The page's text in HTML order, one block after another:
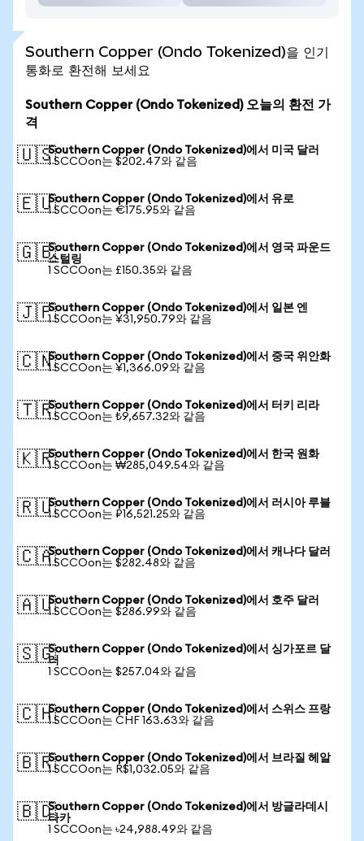
Southern Copper (Ondo Tokenized)을 인기
통화로 환전해 보세요
Southern Copper (Ondo Tokenized) 오늘의 환전 가
격
🇺🇸Southern Copper (Ondo Tokenized)에서 미국 달러
1 SCCOon는 $202.47와 같음
🇪🇺Southern Copper (Ondo Tokenized)에서 유로
1 SCCOon는 €175.95와 같음
🇬🇧Southern Copper (Ondo Tokenized)에서 영국 파운드
스털링
1 SCCOon는 £150.35와 같음
🇯🇵Southern Copper (Ondo Tokenized)에서 일본 엔
1 SCCOon는 ¥31,950.79와 같음
🇨🇳Southern Copper (Ondo Tokenized)에서 중국 위안화
1 SCCOon는 ¥1,366.09와 같음
🇹🇷Southern Copper (Ondo Tokenized)에서 터키 리라
1 SCCOon는 ₺9,657.32와 같음
🇰🇷Southern Copper (Ondo Tokenized)에서 한국 원화
1 SCCOon는 ₩285,049.54와 같음
🇷🇺Southern Copper (Ondo Tokenized)에서 러시아 루블
1 SCCOon는 ₽16,521.25와 같음
🇨🇦Southern Copper (Ondo Tokenized)에서 캐나다 달러
1 SCCOon는 $282.48와 같음
🇦🇺Southern Copper (Ondo Tokenized)에서 호주 달러
1 SCCOon는 $286.99와 같음
🇸🇬Southern Copper (Ondo Tokenized)에서 싱가포르 달
러
1 SCCOon는 $257.04와 같음
🇨🇭Southern Copper (Ondo Tokenized)에서 스위스 프랑
1 SCCOon는 CHF 163.63와 같음
🇧🇷Southern Copper (Ondo Tokenized)에서 브라질 헤알
1 SCCOon는 R$1,032.05와 같음
🇧🇩Southern Copper (Ondo Tokenized)에서 방글라데시
타카
1 SCCOon는 ৳24,988.49와 같음